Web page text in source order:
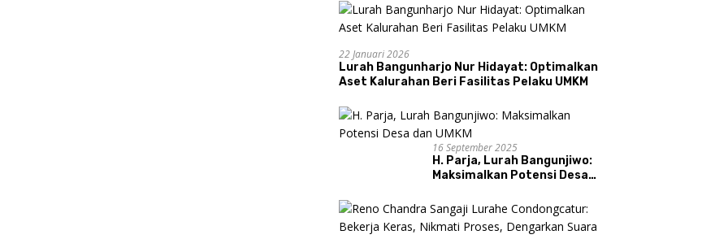
22 Januari 2026
Lurah Bangunharjo Nur Hidayat: Optimalkan
Aset Kalurahan Beri Fasilitas Pelaku UMKM
16 September 2025
H. Parja, Lurah Bangunjiwo:
Maksimalkan Potensi Desa